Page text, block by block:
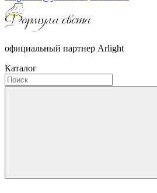
официальный партнер Arlight
Каталог